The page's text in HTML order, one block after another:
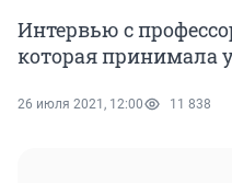
Интервью с
которая принимала
26 июля 2021, 12:00 11 838